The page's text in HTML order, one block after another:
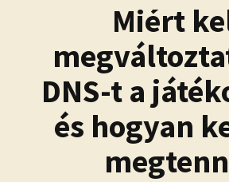
Miért
DNS-t a
és hogyan